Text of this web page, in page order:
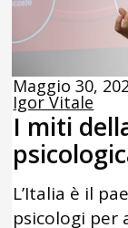
Maggio 30,
Igor Vitale
I miti
L’Italia è il
psicologi per